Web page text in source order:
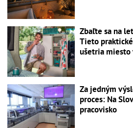
Zbaľte sa na
Tieto
ušetria miesto
Za jedným
proces: Na
pracovisko